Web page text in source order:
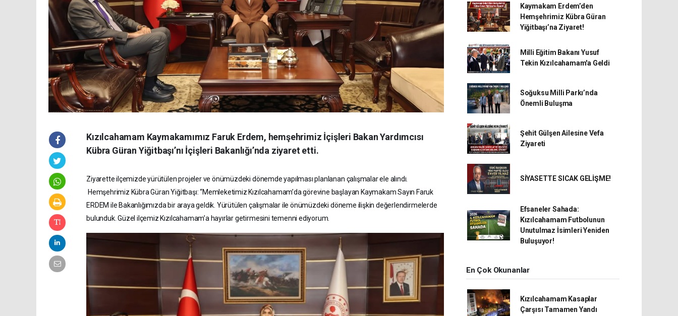
Kızılcahamam Kaymakamımız Faruk Erdem, hemşehrimiz İçişleri Bakan Yardımcısı
Kübra Güran Yiğitbaşı’nı İçişleri Bakanlığı’nda ziyaret etti.
Ziyarette ilçemizde yürütülen projeler ve önümüzdeki dönemde yapılması planlanan çalışmalar ele alındı.
Hemşehrimiz Kübra Güran Yiğitbaşı: “Memleketimiz Kızılcahamam’da görevine başlayan Kaymakam Sayın Faruk
ERDEM ile Bakanlığımızda bir araya geldik. Yürütülen çalışmalar ile önümüzdeki döneme ilişkin değerlendirmelerde
bulunduk. Güzel ilçemiz Kızılcahamam’a hayırlar getirmesini temenni ediyorum.
Kaymakam Erdem’den
Hemşehrimiz Kübra Güran
Yiğitbaşı’na Ziyaret!
Milli Eğitim Bakanı Yusuf
Tekin Kızılcahamam'a Geldi
Soğuksu Milli Parkı’nda
Önemli Buluşma
Şehit Gülşen Ailesine Vefa
Ziyareti
SİYASETTE SICAK GELİŞME!
Efsaneler Sahada:
Kızılcahamam Futbolunun
Unutulmaz İsimleri Yeniden
Buluşuyor!
En Çok Okunanlar
Kızılcahamam Kasaplar
Çarşısı Tamamen Yandı